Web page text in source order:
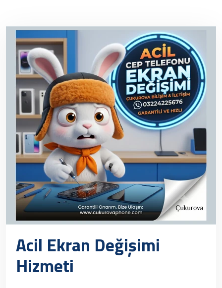
Acil Ekran Değişimi
Hizmeti